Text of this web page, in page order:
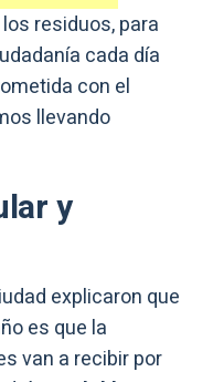
residuos, para
cada día
con el
llevando
y
explicaron que
es que la
van a recibir por